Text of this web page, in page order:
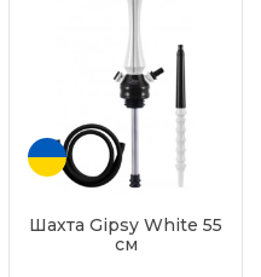
Шахта Gipsy White 55
см